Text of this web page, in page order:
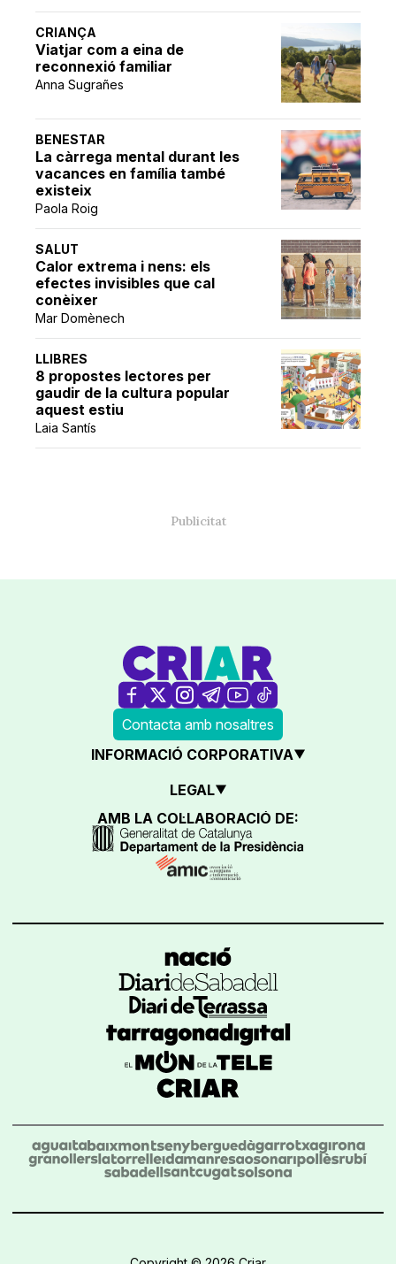
CRIANÇA
Viatjar com a eina de
reconnexió familiar
Anna Sugrañes
BENESTAR
La càrrega mental durant les
vacances en família també
existeix
Paola Roig
SALUT
Calor extrema i nens: els
efectes invisibles que cal
conèixer
Mar Domènech
LLIBRES
8 propostes lectores per
gaudir de la cultura popular
aquest estiu
Laia Santís
Contacta amb nosaltres
INFORMACIÓ CORPORATIVA
LEGAL
AMB LA COL·LABORACIÓ DE: